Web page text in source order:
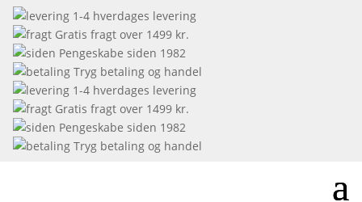
1-4 hverdages levering
Gratis fragt over 1499 kr.
Pengeskabe siden 1982
Tryg betaling og handel
1-4 hverdages levering
Gratis fragt over 1499 kr.
Pengeskabe siden 1982
Tryg betaling og handel